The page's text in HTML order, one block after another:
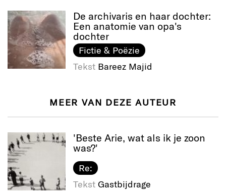
De archivaris en haar dochter:
Een anatomie van opa's
dochter
Fictie & Poëzie
Tekst Bareez Majid
MEER VAN DEZE AUTEUR
'Beste Arie, wat als ik je zoon
was?'
Re:
Tekst Gastbijdrage